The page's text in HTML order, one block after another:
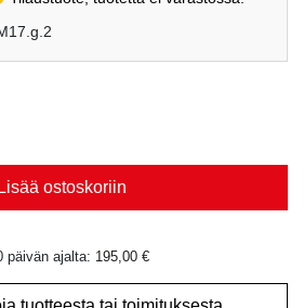
Lisää ostoskoriin
päivän ajalta: 195,00 €